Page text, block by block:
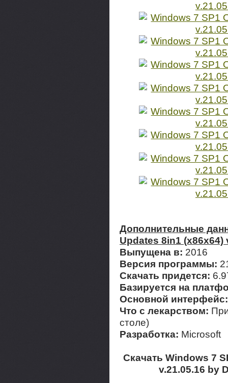
Дополнительные
Updates 8in1 (x86x64)
Выпущена в: 2016
Версия программы:
Скачать придется:
Базируется на
Основной интерфейс:
Что с лекарством:
столе)
Разработка: Microsoft
Скачать Windows 7
v.21.05.16 by